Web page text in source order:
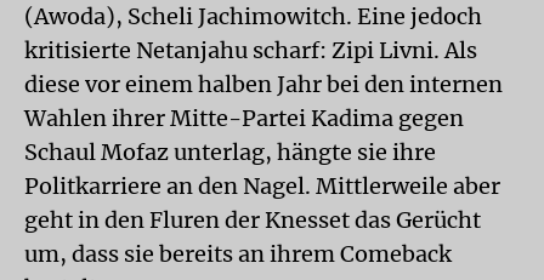
(Awoda), Scheli Jachimowitch. Eine jedoch
kritisierte Netanjahu scharf: Zipi Livni. Als
diese vor einem halben Jahr bei den internen
Wahlen ihrer Mitte-Partei Kadima gegen
Schaul Mofaz unterlag, hängte sie ihre
Politkarriere an den Nagel. Mittlerweile aber
geht in den Fluren der Knesset das Gerücht
um, dass sie bereits an ihrem Comeback